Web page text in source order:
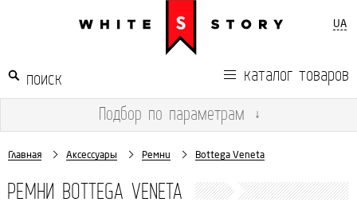
UA
каталог товаров
Подбор по параметрам ↓
Главная Аксессуары Ремни Bottega Veneta
РЕМНИ BOTTEGA VENETA